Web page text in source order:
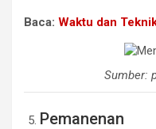
Baca: Waktu dan
Sumber:
Pemanenan